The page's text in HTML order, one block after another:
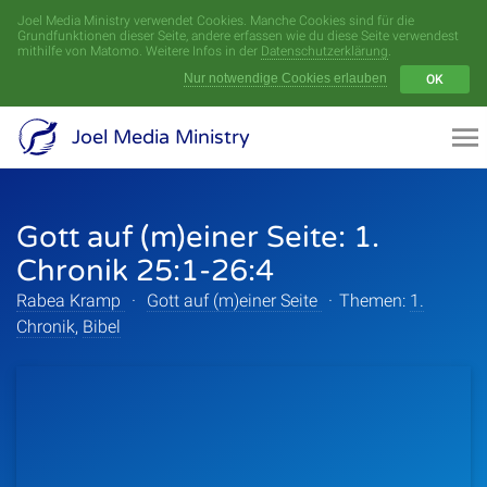
Joel Media Ministry verwendet Cookies. Manche Cookies sind für die
Grundfunktionen dieser Seite, andere erfassen wie du diese Seite verwendest
mithilfe von Matomo. Weitere Infos in der Datenschutzerklärung.
Nur notwendige Cookies erlauben
OK
Joel Media Ministry
Gott auf (m)einer Seite: 1.
Chronik 25:1-26:4
Rabea Kramp · Gott auf (m)einer Seite · Themen: 1.
Chronik, Bibel
Menü
Videoarchiv
Serien